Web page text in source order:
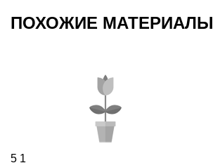
ПОХОЖИЕ МАТЕРИАЛЫ
5 1